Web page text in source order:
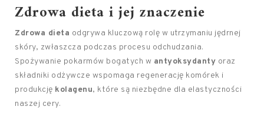
Zdrowa dieta i jej znaczenie
Zdrowa dieta odgrywa kluczową rolę w utrzymaniu jędrnej
skóry, zwłaszcza podczas procesu odchudzania.
Spożywanie pokarmów bogatych w antyoksydanty oraz
składniki odżywcze wspomaga regenerację komórek i
produkcję kolagenu, które są niezbędne dla elastyczności
naszej cery.